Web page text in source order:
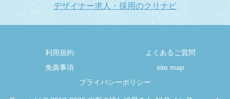
デザイナー求人・採用のクリナビ
利用規約
よくあるご質問
免責事項
site map
プライバシーポリシー